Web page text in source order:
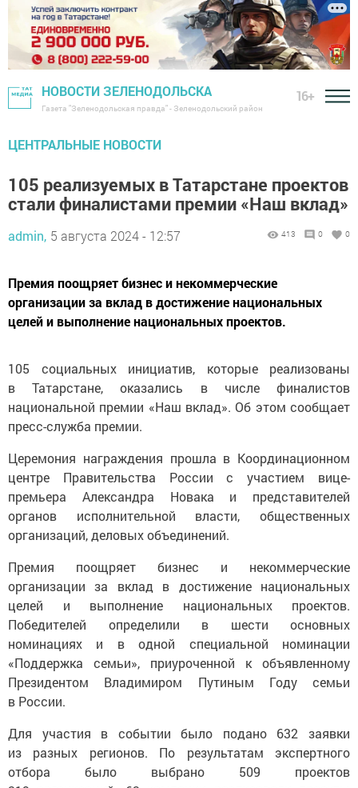
НОВОСТИ ЗЕЛЕНОДОЛЬСКА
Газета "Зеленодольская правда" - Зеленодольский район
16+
ЦЕНТРАЛЬНЫЕ НОВОСТИ
105 реализуемых в Татарстане проектов
стали финалистами премии «Наш вклад»
admin, 5 августа 2024 - 12:57 413 0 0
Премия поощряет бизнес и некоммерческие
организации за вклад в достижение национальных
целей и выполнение национальных проектов.
105 социальных инициатив, которые реализованы
в Татарстане, оказались в числе финалистов
национальной премии «Наш вклад». Об этом сообщает
пресс-служба премии.
Церемония награждения прошла в Координационном
центре Правительства России с участием вице-
премьера Александра Новака и представителей
органов исполнительной власти, общественных
организаций, деловых объединений.
Премия поощряет бизнес и некоммерческие
организации за вклад в достижение национальных
целей и выполнение национальных проектов.
Победителей определили в шести основных
номинациях и в одной специальной номинации
«Поддержка семьи», приуроченной к объявленному
Президентом Владимиром Путиным Году семьи
в России.
Для участия в событии было подано 632 заявки
из разных регионов. По результатам экспертного
отбора было выбрано 509 проектов